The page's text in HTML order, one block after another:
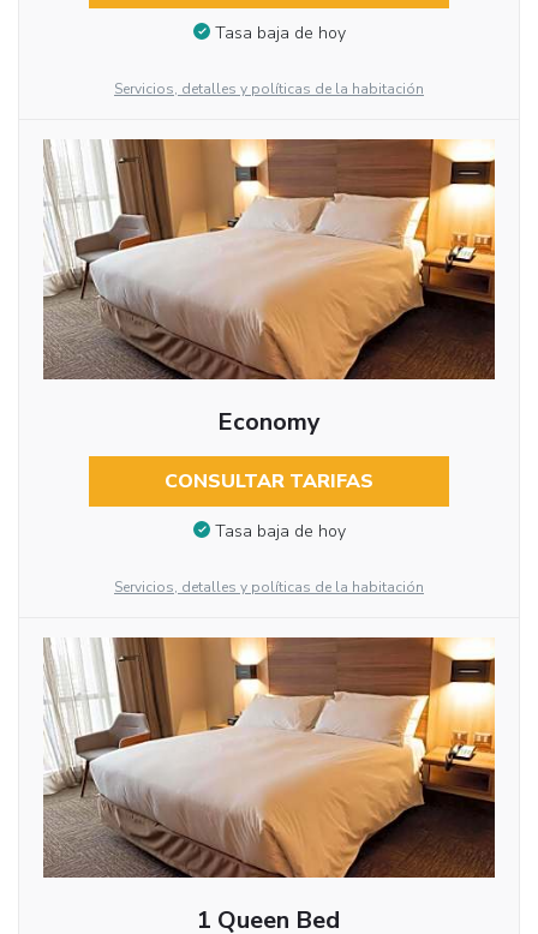
Tasa baja de hoy
Servicios, detalles y políticas de la habitación
Economy
CONSULTAR TARIFAS
Tasa baja de hoy
Servicios, detalles y políticas de la habitación
1 Queen Bed